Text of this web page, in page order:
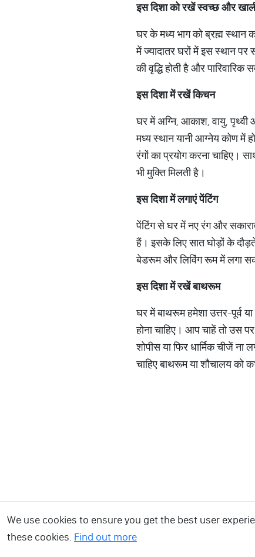
इस दिशा को रखें स्वच्छ और
घर के मध्य भाग को ब्रह्म स्थान
में ज्यादातर घरों में इस स्थान
की वृद्धि होती है और
इस दिशा में रखें किचन
घर में अग्नि, आकाश, वायु, पृथ्वी
मध्य स्थान यानी आग्नेय कोण में
रंगों का प्रयोग करना चाहिए।
भी मुक्ति मिलती है।
इस दिशा में लगाएं पेंटिंग
पेंटिंग से घर में नए रंग और
हैं। इसके लिए सात घोड़ों के
बेडरूम और लिविंग रूम में लगा
इस दिशा में रखें बाथरूम
घर में बाथरूम हमेशा उत्तर-पूर्व
होना चाहिए। आप चाहें तो उस
शोपीस या फिर धार्मिक चीजें ना
चाहिए बाथरूम या शौचालय को
We use cookies to ensure you get the best user
these cookies. Find out more